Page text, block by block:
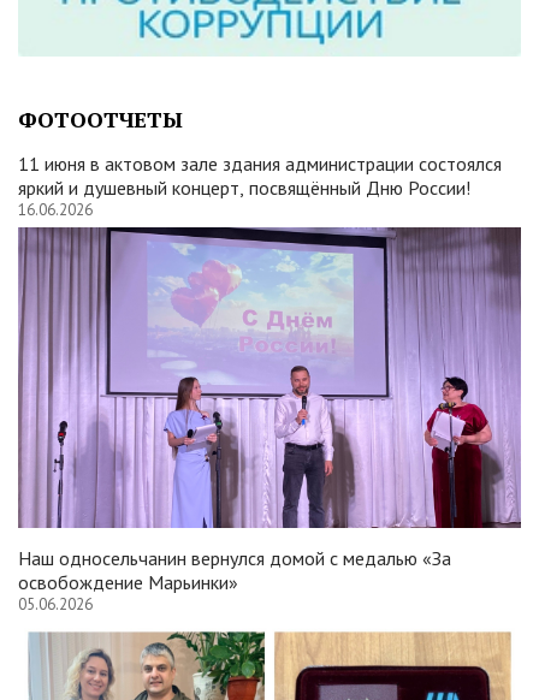
ФОТООТЧЕТЫ
11 июня в актовом зале здания администрации состоялся
яркий и душевный концерт, посвящённый Дню России!
16.06.2026
Наш односельчанин вернулся домой с медалью «За
освобождение Марьинки»
05.06.2026